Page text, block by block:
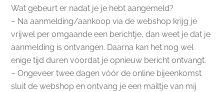
Wat gebeurt er nadat je je hebt aangemeld?
– Na aanmelding/aankoop via de webshop krijg je
vrijwel per omgaande een berichtje, dan weet je dat je
aanmelding is ontvangen. Daarna kan het nog wel
enige tijd duren voordat je opnieuw bericht ontvangt.
– Ongeveer twee dagen vóór de online bijeenkomst
sluit de webshop en ontvang je een mailtje van mij